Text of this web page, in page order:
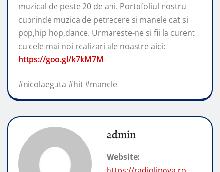
muzical de peste 20 de ani. Portofoliul nostru
cuprinde muzica de petrecere si manele cat si
pop,hip hop,dance. Urmareste-ne si fii la curent
cu cele mai noi realizari ale noastre aici:
https://goo.gl/k7kM7M
#nicolaeguta #hit #manele
admin
Website:
https://radiolipova.ro